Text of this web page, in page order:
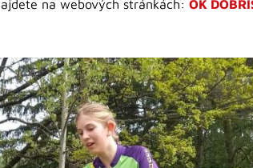
na webových stránkách: OK